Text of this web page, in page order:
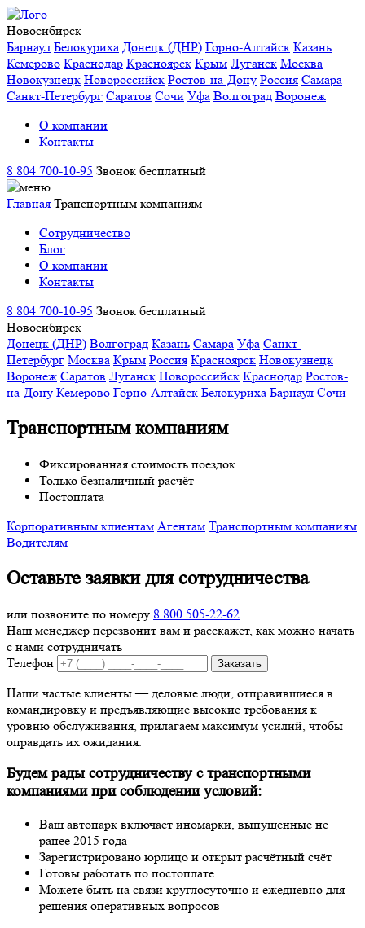
Новосибирск
Барнаул Белокуриха Донецк (ДНР) Горно-Алтайск Казань
Кемерово Краснодар Красноярск Крым Луганск Москва
Новокузнецк Новороссийск Ростов-на-Дону Россия Самара
Санкт-Петербург Саратов Сочи Уфа Волгоград Воронеж
О компании
Контакты
8 804 700-10-95 Звонок бесплатный
Главная Транспортным компаниям
Сотрудничество
Блог
О компании
Контакты
8 804 700-10-95 Звонок бесплатный
Новосибирск
Донецк (ДНР) Волгоград Казань Самара Уфа Санкт-
Петербург Москва Крым Россия Красноярск Новокузнецк
Воронеж Саратов Луганск Новороссийск Краснодар Ростов-
на-Дону Кемерово Горно-Алтайск Белокуриха Барнаул Сочи
Транспортным компаниям
Фиксированная стоимость поездок
Только безналичный расчёт
Постоплата
Корпоративным клиентам Агентам Транспортным компаниям
Водителям
Оставьте заявки для сотрудничества
или позвоните по номеру 8 800 505-22-62
Наш менеджер перезвонит вам и расскажет, как можно начать
с нами сотрудничать
Телефон
Заказать
Наши частые клиенты — деловые люди, отправившиеся в
командировку и предъявляющие высокие требования к
уровню обслуживания, прилагаем максимум усилий, чтобы
оправдать их ожидания.
Будем рады сотрудничеству с транспортными
компаниями при соблюдении условий:
Ваш автопарк включает иномарки, выпущенные не
ранее 2015 года
Зарегистрировано юрлицо и открыт расчётный счёт
Готовы работать по постоплате
Можете быть на связи круглосуточно и ежедневно для
решения оперативных вопросов